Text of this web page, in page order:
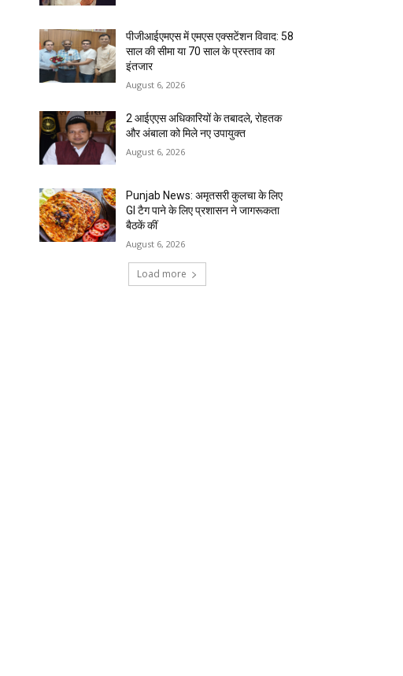
पीजीआईएमएस में एमएस एक्सटेंशन विवाद: 58
साल की सीमा या 70 साल के प्रस्ताव का
इंतजार
August 6, 2026
2 आईएएस अधिकारियों के तबादले, रोहतक
और अंबाला को मिले नए उपायुक्त
August 6, 2026
Punjab News: अमृतसरी कुलचा के लिए
GI टैग पाने के लिए प्रशासन ने जागरूकता
बैठकें कीं
August 6, 2026
Load more